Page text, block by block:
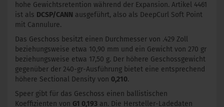
hohe Gewichtsretention während der Expansion. Artikel 4461
ist als DCSP/CANN ausgeführt, also als DeepCurl Soft Point
mit Cannulure.
Das Geschoss besitzt einen Durchmesser von .429 Zoll
beziehungsweise etwa 10,90 mm und ein Gewicht von 270 gr
beziehungsweise etwa 17,50 g. Der höhere Geschossgewicht
gegenüber der 240-gr-Ausführung bietet eine entsprechend
höhere Sectional Density von 0,210.
Speer gibt für das Geschoss einen ballistischen
Koeffizienten von G1 0,193 an. Die Hersteller-Ladedaten